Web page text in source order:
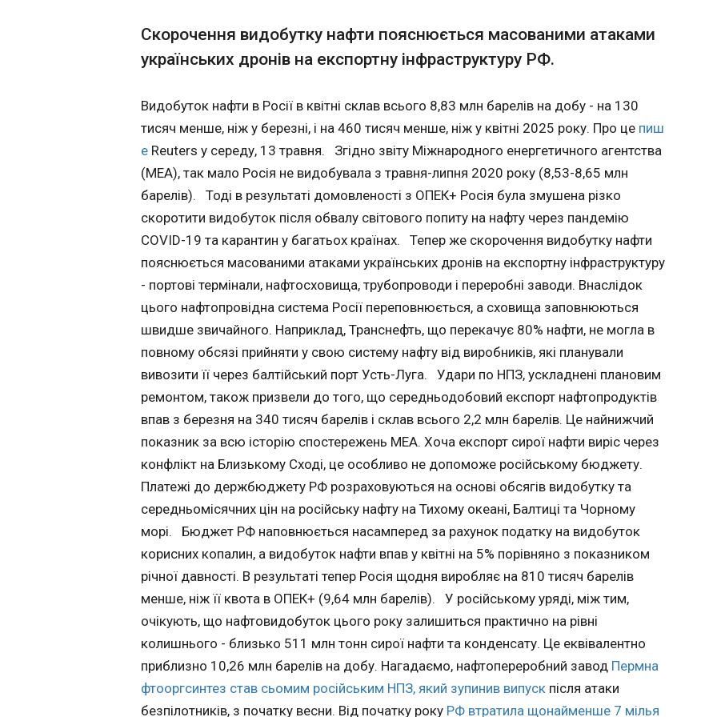
Наприклад, Транснефть, що
перекачує 80% нафти, не
могла в повному обсязі
нафту від виробників, які
планували вивозити її
через балтійський порт
Усть-Луга. Удари по НПЗ,
ускладнені плановим
ремонтом, також призвели
до того, що
середньодобовий експорт
нафтопродуктів впав з
березня на 340 тисяч
барелів і склав всього 2,2
млн барелів. Це найнижчий
показник за всю історію
спостережень МЕА. Хоча
експорт сирої нафти виріс
через конфлікт на
Близькому Сході, це
особливо не допоможе
російському бюджету.
Платежі до держбюджету
РФ розраховуються на
основі обсягів видобутку
та середньомісячних цін на
російську нафту на Тихому
океані, Балтиці та Чорному
морі. Бюджет РФ
наповнюється насамперед
за рахунок податку на
видобуток корисних
копалин, а видобуток
нафти впав у квітні на 5%
порівняно з показником
річної давності. В
результаті тепер Росія
щодня виробляє на 810
тисяч барелів менше, ніж її
квота в ОПЕК+ (9,64 млн
Угорщина вперше викликала посла Росії через
обстріл Закарпаття
21:22:23
російського посла через повітряну атаку РФ на Закарпаття.
Про це повідомляє HVG у середу, 13 травня. "Уряд Угорщини
рішуче засуджує російський напад на Закарпаття", - заявив
прем’єр-міністр Петер Мадяр на першому засіданні нового
уряду країни. За його словами, глава угорського МЗС Аніта
Орбан викликала російського посла на зустріч у четвер, 14
травня, об 11:30 через удар безпілотниками по Закарпаттю.
Попередній міністр закордонних справ Угорщини Петер
Сійярто жодного разу не викликав російського посла після
атак РФ на Закарпаття. Нагадаємо, сьогоднішня атака РФ на
Закарпаття стала однією з наймасштабніших для регіону за
весь час повномасштабної війни. Відомо про прильоти по
обʼєктах критичної інфраструктури в кількох районах.
Угорщина засудила масовану атаку російських безпілотників
на Закарпаття .
ЧИТАТЬ
на
У Бєлгородській
області поїзд зійшов з
рейок через авіабомбу
РФ
21:00:03
Російська авіабомба, що
впала на залізничну колію,
спричинила сходження з
рейок поїзда в
Бєлгородській області РФ.
Про це повідомляє
Telegram-канал Astra в
середу, 13 травня.
Зазначається, що
російський
бомбардувальник
нештатно скинув ФАБ-500
просто на залізничну колію
в Яковлівському районі
Бєлгородської області.
Бомба не здетонувала, але
пошкодила 25 метрів
Уряд погодив представників
рад низки енергопідприємств
20:59:51
В
Уряд
двох
Миколи
У Латвії починають
шукати голоси для
вотуму недовіри уряду
Італія спорядила мінні
тральники до
Ормузької протоки
для
Скорочення видобутку нафти пояснюється масованими атаками
українських дронів на експортну інфраструктуру РФ.
Видобуток нафти в Росії в квітні склав всього 8,83 млн барелів на добу - на 130
тисяч менше, ніж у березні, і на 460 тисяч менше, ніж у квітні 2025 року. Про це пиш
е Reuters у середу, 13 травня. Згідно звіту Міжнародного енергетичного агентства
(МЕА), так мало Росія не видобувала з травня-липня 2020 року (8,53-8,65 млн
барелів). Тоді в результаті домовленості з ОПЕК+ Росія була змушена різко
скоротити видобуток після обвалу світового попиту на нафту через пандемію
COVID-19 та карантин у багатьох країнах. Тепер же скорочення видобутку нафти
пояснюється масованими атаками українських дронів на експортну інфраструктуру
- портові термінали, нафтосховища, трубопроводи і переробні заводи. Внаслідок
цього нафтопровідна система Росії переповнюється, а сховища заповнюються
швидше звичайного. Наприклад, Транснефть, що перекачує 80% нафти, не могла в
повному обсязі прийняти у свою систему нафту від виробників, які планували
вивозити її через балтійський порт Усть-Луга. Удари по НПЗ, ускладнені плановим
ремонтом, також призвели до того, що середньодобовий експорт нафтопродуктів
впав з березня на 340 тисяч барелів і склав всього 2,2 млн барелів. Це найнижчий
показник за всю історію спостережень МЕА. Хоча експорт сирої нафти виріс через
конфлікт на Близькому Сході, це особливо не допоможе російському бюджету.
Платежі до держбюджету РФ розраховуються на основі обсягів видобутку та
середньомісячних цін на російську нафту на Тихому океані, Балтиці та Чорному
морі. Бюджет РФ наповнюється насамперед за рахунок податку на видобуток
корисних копалин, а видобуток нафти впав у квітні на 5% порівняно з показником
річної давності. В результаті тепер Росія щодня виробляє на 810 тисяч барелів
менше, ніж її квота в ОПЕК+ (9,64 млн барелів). У російському уряді, між тим,
очікують, що нафтовидобуток цього року залишиться практично на рівні
колишнього - близько 511 млн тонн сирої нафти та конденсату. Це еквівалентно
приблизно 10,26 млн барелів на добу. Нагадаємо, нафтопереробний завод Пермна
фтооргсинтез став сьомим російським НПЗ, який зупинив випуск після атаки
безпілотників, з початку весни. Від початку року РФ втратила щонайменше 7 мілья